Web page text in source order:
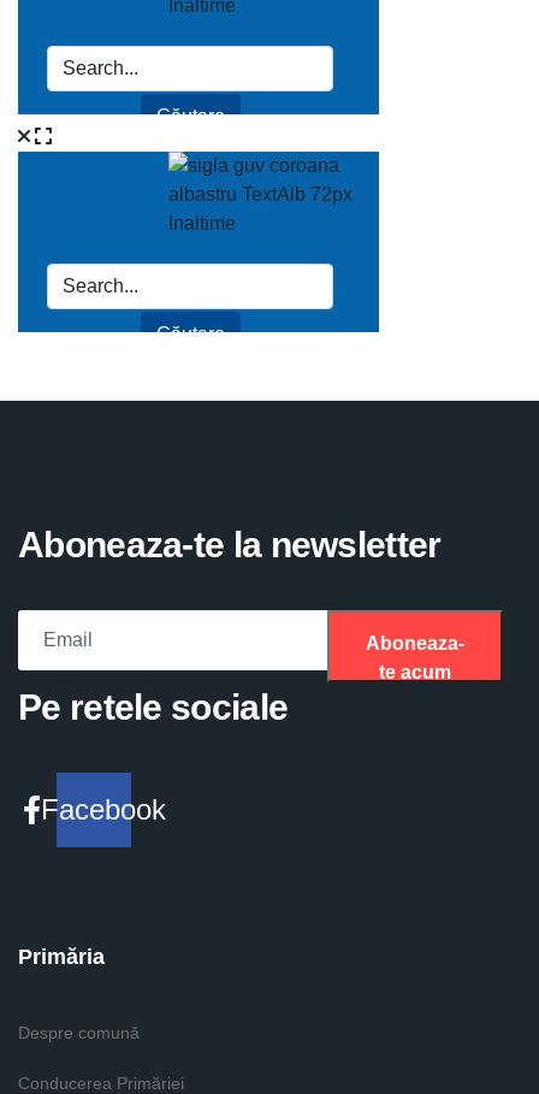
Aboneaza-te la newsletter
Aboneaza-
te acum
Pe retele sociale
Facebook
Primăria
Despre comună
Conducerea Primăriei